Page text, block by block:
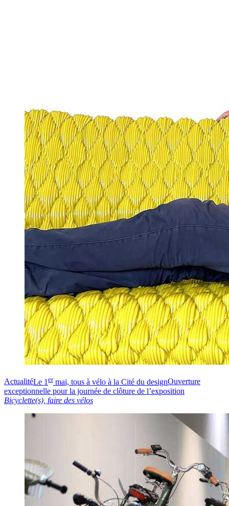
ActualitéLe 1 ermai, tous à vélo à la Cité du designOuverture
exceptionnelle pour la journée de clôture de l’exposition
Bicyclette(s), faire des vélos